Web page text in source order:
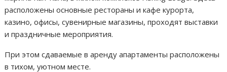
расположены основные рестораны и кафе курорта,
казино, офисы, сувенирные магазины, проходят выставки
и праздничные мероприятия.
При этом сдаваемые в аренду апартаменты расположены
в тихом, уютном месте.